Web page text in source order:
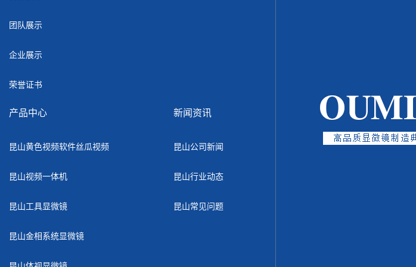
团队展示
企业展示
荣誉证书
产品中心
昆山黄色视频软件丝瓜视频
昆山视频一体机
昆山工具显微镜
昆山金相系统显微镜
新闻资讯
昆山公司新闻
昆山行业动态
昆山常见问题